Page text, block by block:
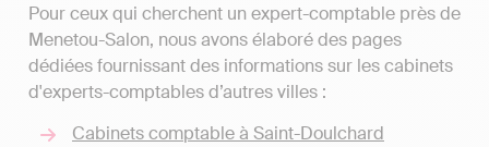
Pour ceux qui cherchent un expert-comptable près de
Menetou-Salon, nous avons élaboré des pages
dédiées fournissant des informations sur les cabinets
d'experts-comptables d’autres villes :
Cabinets comptable à Saint-Doulchard